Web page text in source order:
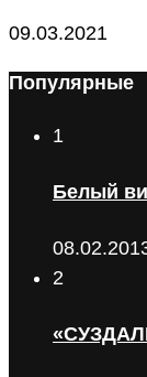
09.03.2021
Популярные
1
Белый
2